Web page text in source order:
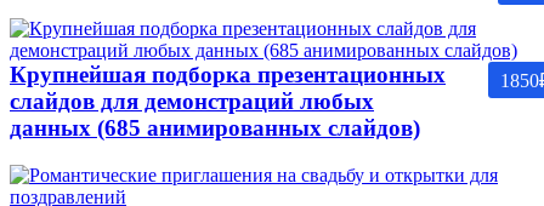
1850
Крупнейшая подборка презентационных
слайдов для демонстраций любых
данных (685 анимированных слайдов)